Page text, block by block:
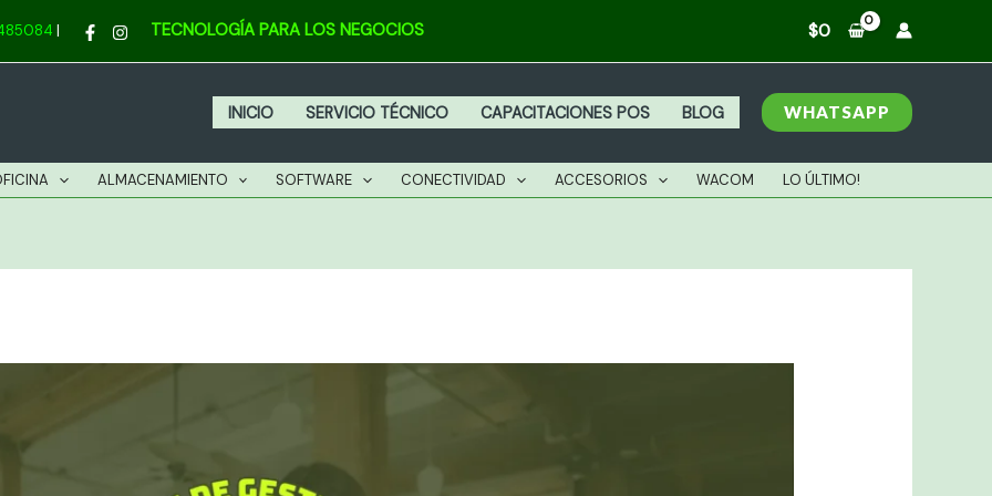
| TECNOLOGÍA PARA LOS NEGOCIOS $0
INICIO SERVICIO TÉCNICO CAPACITACIONES POS BLOG WHATSAPP
ALMACENAMIENTO SOFTWARE CONECTIVIDAD ACCESORIOS WACOM LO ÚLTIMO!